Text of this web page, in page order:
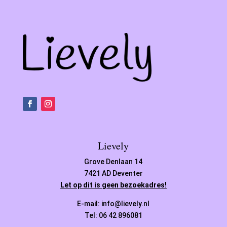
Lievely
Grove Denlaan 14
7421 AD Deventer
Let op dit is geen bezoekadres!
E-mail: info@lievely.nl
Tel: 06 42 896081